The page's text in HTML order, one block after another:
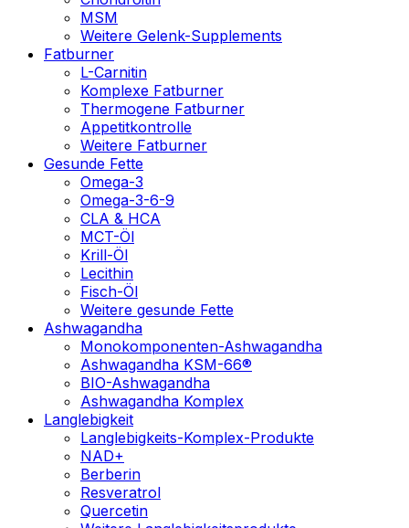
MSM
Weitere Gelenk-Supplements
Fatburner
L-Carnitin
Komplexe Fatburner
Thermogene Fatburner
Appetitkontrolle
Weitere Fatburner
Gesunde Fette
Omega-3
Omega-3-6-9
CLA & HCA
MCT-Öl
Krill-Öl
Lecithin
Fisch-Öl
Weitere gesunde Fette
Ashwagandha
Monokomponenten-Ashwagandha
Ashwagandha KSM-66®
BIO-Ashwagandha
Ashwagandha Komplex
Langlebigkeit
Langlebigkeits-Komplex-Produkte
NAD+
Berberin
Resveratrol
Quercetin